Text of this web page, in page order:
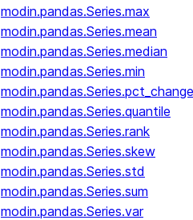
modin.pandas.Series.max
modin.pandas.Series.mean
modin.pandas.Series.median
modin.pandas.Series.min
modin.pandas.Series.pct_change
modin.pandas.Series.quantile
modin.pandas.Series.rank
modin.pandas.Series.skew
modin.pandas.Series.std
modin.pandas.Series.sum
modin.pandas.Series.var